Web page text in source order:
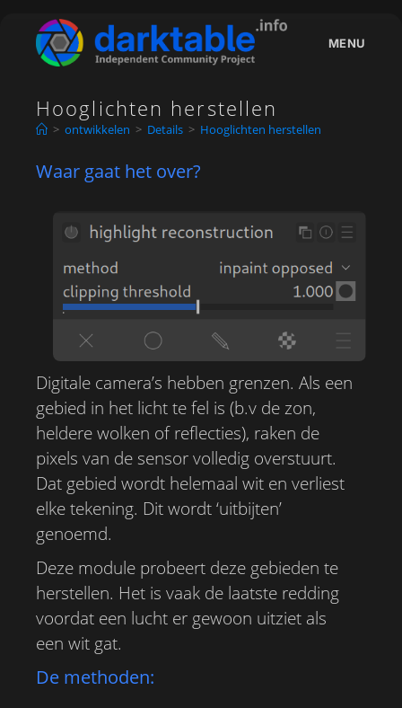
inhoud
MENU
Hooglichten herstellen
> ontwikkelen > Details > Hooglichten herstellen
Waar gaat het over?
Digitale camera’s hebben grenzen. Als een
gebied in het licht te fel is (b.v de zon,
heldere wolken of reflecties), raken de
pixels van de sensor volledig overstuurt.
Dat gebied wordt helemaal wit en verliest
elke tekening. Dit wordt ‘uitbijten’
genoemd.
Deze module probeert deze gebieden te
herstellen. Het is vaak de laatste redding
voordat een lucht er gewoon uitziet als
een wit gat.
De methoden: